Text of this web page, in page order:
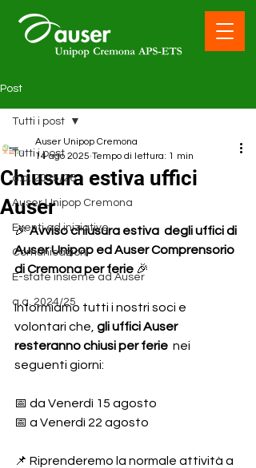
Post
Tutti i post
a.a. 2025/26
Auser Unipop Cremona
Eventi ed iniziative
Comunicazioni
E-state insieme ad Auser
a.a. 2024/25
Tutti i post
Chiusura estiva uffici
Auser
Auser Unipop Cremona
14 ago 2025 Tempo di lettura: 1 min
🎉 Avviso chiusura estiva  degli uffici di
Auser Unipop ed Auser Comprensorio
di Cremona per ferie 🎉
Informiamo tutti i nostri soci e
volontari che, gli uffici Auser
resteranno chiusi per ferie nei
seguenti giorni:
📅 da Venerdì 15 agosto
📅 a Venerdì 22 agosto
📌 Riprenderemo la normale attività a